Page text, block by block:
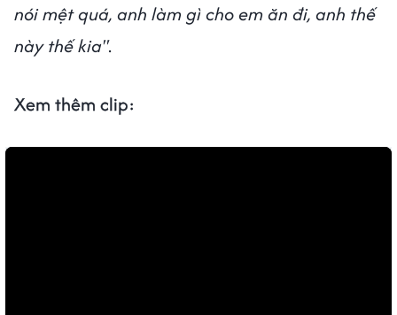
nói mệt quá, anh làm gì cho em ăn đi, anh thế
này thế kia".
Xem thêm clip: